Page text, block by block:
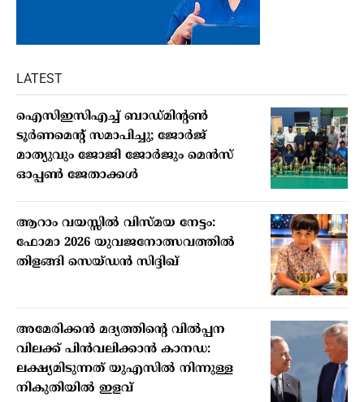
LATEST
ഐസിഇസിഎച്ച് ബാഡ്മിന്റണ്‍
ടൂര്‍ണമെന്റ് സമാപിച്ചു; ജോര്‍ജ്
മാത്യുവും ജോജി ജോര്‍ജും മെന്‍സ്
ഓപ്പണ്‍ ജേതാക്കള്‍
ആറാം വയസ്സില്‍ വിസ്മയ നേട്ടം:
ഫോമാ 2026 യുവജനോത്സവത്തില്‍
തിളങ്ങി സെയ്ഡന്‍ സിദ്ദിഖ്
അമേരിക്കന്‍ മദ്യത്തിന്റെ വില്‍പ്പന
വിലക്ക് പിന്‍വലിക്കാന്‍ കാനഡ:
ലക്ഷ്യമിടുന്നത് യുഎസില്‍ നിന്നുള്ള
നികുതിയില്‍ ഇളവ്